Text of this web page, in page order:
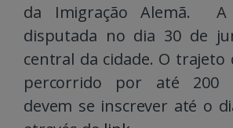
da Imigração Alemã. A
disputada no dia 30 de
central da cidade. O trajeto
percorrido por até 200
devem se inscrever até o